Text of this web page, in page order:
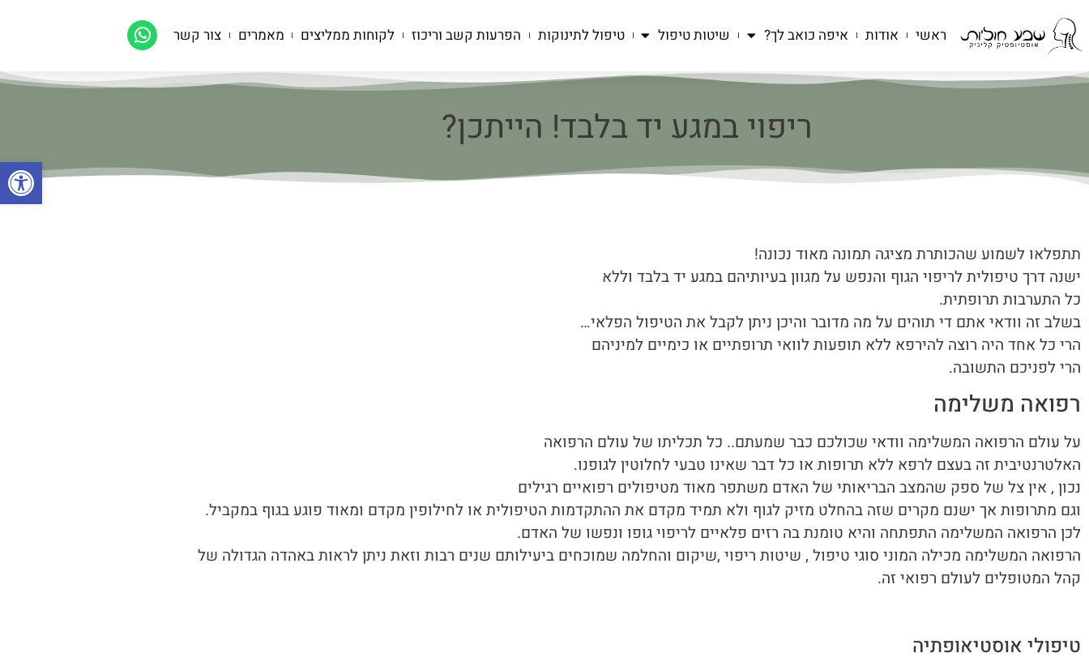
פתח
ראשי אודות איפה כואב לך? שיטות טיפול טיפול לתינוקות הפרעות קשב וריכוז לקוחות ממליצים מאמרים צור קשר
ריפוי במגע יד בלבד! הייתכן?
תתפלאו לשמוע שהכותרת מציגה תמונה מאוד נכונה!
ישנה דרך טיפולית לריפוי הגוף והנפש על מגוון בעיותיהם במגע יד בלבד וללא
כל התערבות תרופתית.
בשלב זה וודאי אתם די תוהים על מה מדובר והיכן ניתן לקבל את הטיפול הפלאי…
הרי כל אחד היה רוצה להירפא ללא תופעות לוואי תרופתיים או כימיים למיניהם
הרי לפניכם התשובה.
רפואה משלימה
על עולם הרפואה המשלימה וודאי שכולכם כבר שמעתם.. כל תכליתו של עולם הרפואה
האלטרנטיבית זה בעצם לרפא ללא תרופות או כל דבר שאינו טבעי לחלוטין לגופנו.
נכון , אין צל של ספק שהמצב הבריאותי של האדם משתפר מאוד מטיפולים רפואיים רגילים
וגם מתרופות אך ישנם מקרים שזה בהחלט מזיק לגוף ולא תמיד מקדם את ההתקדמות הטיפולית או לחילופין מקדם ומאוד פוגע בגוף במקביל.
לכן הרפואה המשלימה התפתחה והיא טומנת בה רזים פלאיים לריפוי גופו ונפשו של האדם.
הרפואה המשלימה מכילה המוני סוגי טיפול , שיטות ריפוי ,שיקום והחלמה שמוכחים ביעילותם שנים רבות וזאת ניתן לראות באהדה הגדולה של
קהל המטופלים לעולם רפואי זה.
טיפולי אוסטיאופתיה